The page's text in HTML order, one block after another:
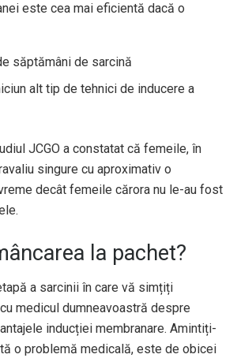
este cea mai eficientă dacă o
săptămâni de sarcină
alt tip de tehnici de inducere a
JCGO a constatat că femeile, în
singure cu aproximativ o
decât femeile cărora nu le-au fost
la pachet?
a sarcinii în care vă simțiți
medicul dumneavoastră despre
inducției membranare. Amintiți-
o problemă medicală, este de obicei